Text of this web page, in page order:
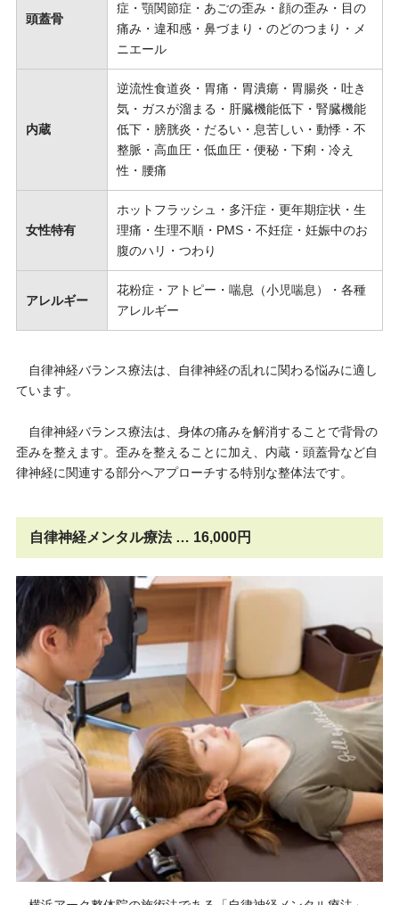
頭蓋骨
症・顎関節症・あごの歪み・顔の歪み・目の
痛み・違和感・鼻づまり・のどのつまり・メ
ニエール
内蔵
逆流性食道炎・胃痛・胃潰瘍・胃腸炎・吐き
気・ガスが溜まる・肝臓機能低下・腎臓機能
低下・膀胱炎・だるい・息苦しい・動悸・不
整脈・高血圧・低血圧・便秘・下痢・冷え
性・腰痛
女性特有
ホットフラッシュ・多汗症・更年期症状・生
理痛・生理不順・PMS・不妊症・妊娠中のお
腹のハリ・つわり
アレルギー
花粉症・アトピー・喘息（小児喘息）・各種
アレルギー
自律神経バランス療法は、自律神経の乱れに関わる悩みに適し
ています。
自律神経バランス療法は、身体の痛みを解消することで背骨の
歪みを整えます。歪みを整えることに加え、内蔵・頭蓋骨など自
律神経に関連する部分へアプローチする特別な整体法です。
自律神経メンタル療法 … 16,000円